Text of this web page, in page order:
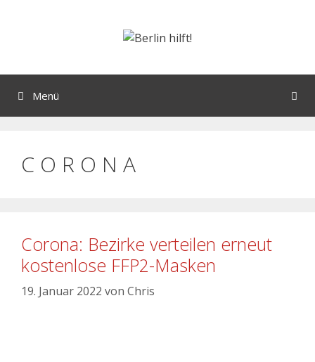
Menü
C O R O N A
Corona: Bezirke verteilen erneut
kostenlose FFP2-Masken
19. Januar 2022 von Chris